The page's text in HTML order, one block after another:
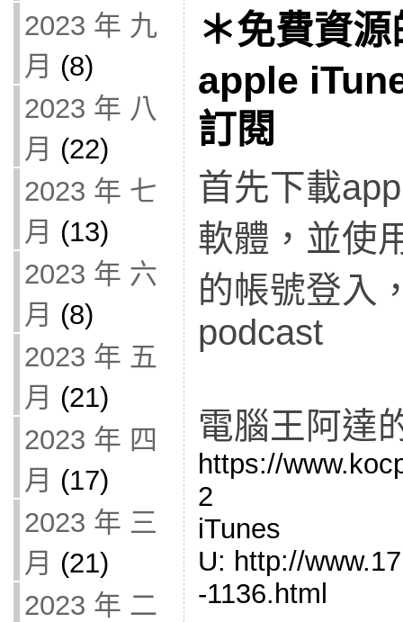
2023 年 九
月 (8)
2023 年 八
月 (22)
2023 年 七
月 (13)
2023 年 六
月 (8)
2023 年 五
月 (21)
2023 年 四
月 (17)
2023 年 三
月 (21)
2023 年 二
＊免費資
apple
訂閱
首先下載
軟體，並使
的帳號登入
podcast
電腦王阿達
https://
2
iTunes
U: http://
-1136.html